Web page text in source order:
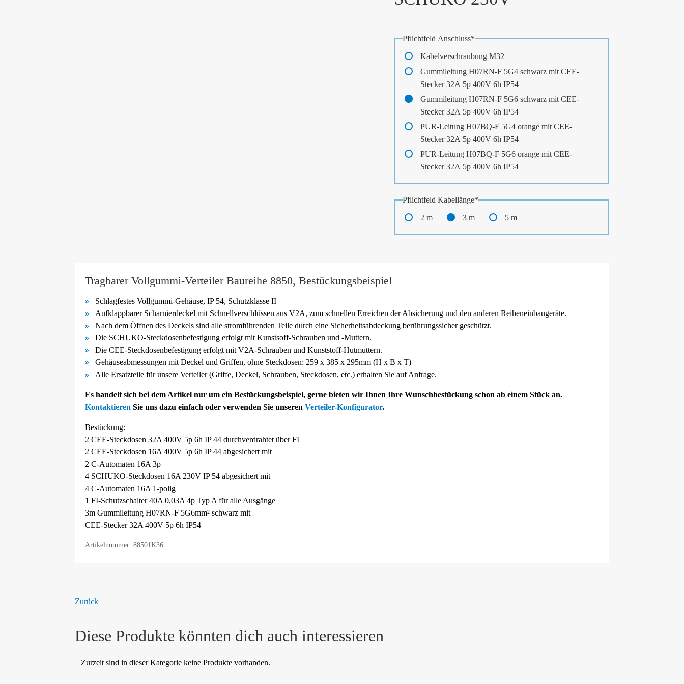
Pflichtfeld Anschluss*
Kabelverschraubung M32
Gummileitung H07RN-F 5G4 schwarz mit CEE-
Stecker 32A 5p 400V 6h IP54
Gummileitung H07RN-F 5G6 schwarz mit CEE-
Stecker 32A 5p 400V 6h IP54
PUR-Leitung H07BQ-F 5G4 orange mit CEE-
Stecker 32A 5p 400V 6h IP54
PUR-Leitung H07BQ-F 5G6 orange mit CEE-
Stecker 32A 5p 400V 6h IP54
Pflichtfeld Kabellänge*
2 m 3 m 5 m
Tragbarer Vollgummi-Verteiler Baureihe 8850, Bestückungsbeispiel
Schlagfestes Vollgummi-Gehäuse, IP 54, Schutzklasse II
Aufklappbarer Scharnierdeckel mit Schnellverschlüssen aus V2A, zum schnellen Erreichen der Absicherung und den anderen Reiheneinbaugeräte.
Nach dem Öffnen des Deckels sind alle stromführenden Teile durch eine Sicherheitsabdeckung berührungssicher geschützt.
Die SCHUKO-Steckdosenbefestigung erfolgt mit Kunstsoff-Schrauben und -Muttern.
Die CEE-Steckdosenbefestigung erfolgt mit V2A-Schrauben und Kunststoff-Hutmuttern.
Gehäuseabmessungen mit Deckel und Griffen, ohne Steckdosen: 259 x 385 x 295mm (H x B x T)
Alle Ersatzteile für unsere Verteiler (Griffe, Deckel, Schrauben, Steckdosen, etc.) erhalten Sie auf Anfrage.
Es handelt sich bei dem Artikel nur um ein Bestückungsbeispiel, gerne bieten wir Ihnen Ihre Wunschbestückung schon ab einem Stück an.
Kontaktieren Sie uns dazu einfach oder verwenden Sie unseren Verteiler-Konfigurator.
Bestückung:
2 CEE-Steckdosen 32A 400V 5p 6h IP 44 durchverdrahtet über FI
2 CEE-Steckdosen 16A 400V 5p 6h IP 44 abgesichert mit
2 C-Automaten 16A 3p
4 SCHUKO-Steckdosen 16A 230V IP 54 abgesichert mit
4 C-Automaten 16A 1-polig
1 FI-Schutzschalter 40A 0,03A 4p Typ A für alle Ausgänge
3m Gummileitung H07RN-F 5G6mm² schwarz mit
CEE-Stecker 32A 400V 5p 6h IP54
Artikelnummer: 88501K36
Zurück
Diese Produkte könnten dich auch interessieren
Zurzeit sind in dieser Kategorie keine Produkte vorhanden.